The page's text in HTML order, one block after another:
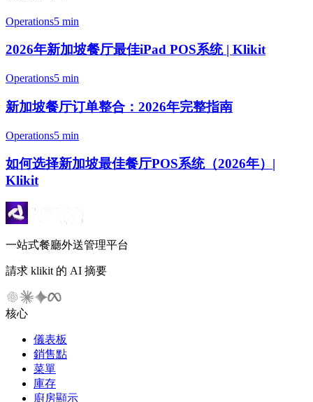
Operations5 min
2026年新加坡餐厅最佳iPad POS系统 | Klikit
Operations5 min
新加坡餐厅订单整合：2026年完整指南
Operations5 min
如何选择新加坡最佳餐厅POS系统（2026年）|
Klikit
一站式餐廳外送管理平台
請求 klikit 的 AI 摘要
核心
儀表板
銷售點
菜單
庫存
廚房顯示